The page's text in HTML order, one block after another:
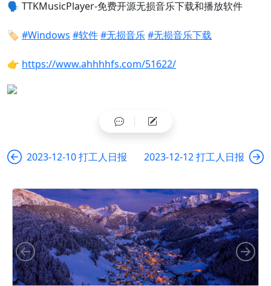
🗣️ TTKMusicPlayer-免费开源无损音乐下载和播放软件
🏷️ #Windows #软件#无损音乐#无损音乐下载
👉 https://www.ahhhhfs.com/51622/
2023-12-10 打工人日报 2023-12-12 打工人日报
向左 向